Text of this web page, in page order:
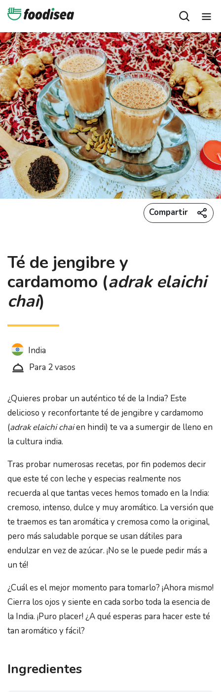
Compartir
Té de jengibre y
cardamomo (adrak elaichi
chai)
India
Para 2 vasos
¿Quieres probar un auténtico té de la India? Este
delicioso y reconfortante té de jengibre y cardamomo
(adrak elaichi chaien hindi) te va a sumergir de lleno en
la cultura india.
Tras probar numerosas recetas, por fin podemos decir
que este té con leche y especias realmente nos
recuerda al que tantas veces hemos tomado en la India:
cremoso, intenso, dulce y muy aromático. La versión que
te traemos es tan aromática y cremosa como la original,
pero más saludable porque se usan dátiles para
endulzar en vez de azúcar. ¡No se le puede pedir más a
un té!
¿Cuál es el mejor momento para tomarlo? ¡Ahora mismo!
Cierra los ojos y siente en cada sorbo toda la esencia de
la India. ¡Puro placer! ¿A qué esperas para hacer este té
tan aromático y fácil?
Ingredientes